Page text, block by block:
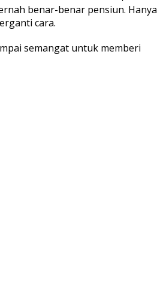
benar-benar pensiun. Hanya
cara.
semangat untuk memberi